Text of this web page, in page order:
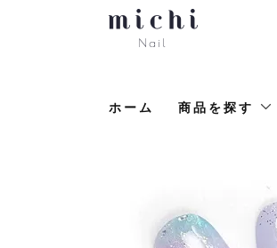
ホーム 商品を探す